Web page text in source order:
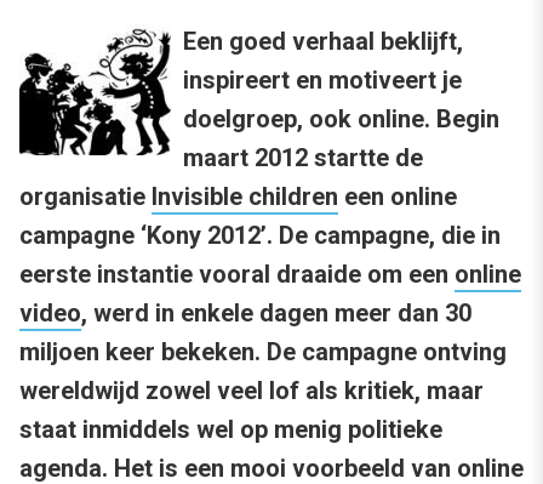
Een goed verhaal beklijft,
inspireert en motiveert je
doelgroep, ook online. Begin
maart 2012 startte de
organisatie Invisible children een online
campagne ‘Kony 2012’. De campagne, die in
eerste instantie vooral draaide om een online
video, werd in enkele dagen meer dan 30
miljoen keer bekeken. De campagne ontving
wereldwijd zowel veel lof als kritiek, maar
staat inmiddels wel op menig politieke
agenda. Het is een mooi voorbeeld van online